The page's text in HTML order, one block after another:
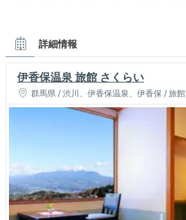
詳細情報
伊香保温泉 旅館 さくらい
群馬県 / 渋川、伊香保温泉、伊香保 / 旅館